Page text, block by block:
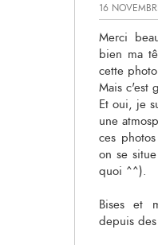
16
Merci
bien ma
cette
Mais c'est
Et oui, je
une
ces
on se
quoi ^^).
Bises et
depuis